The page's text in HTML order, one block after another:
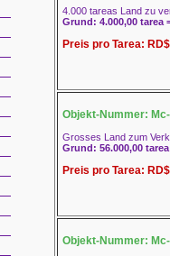
4.000 tareas Land zu
Grund: 4.000,00 tarea
Preis pro Tarea:
Objekt-Nummer:
Grosses Land zum
Grund: 56.000,00 tarea
Preis pro Tarea:
Objekt-Nummer: